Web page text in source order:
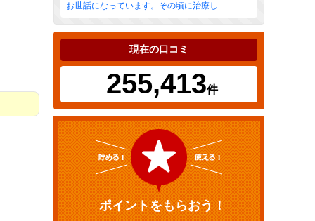
お世話になっています。その頃に治療し ...
現在の口コミ
255,413件
ポイントをもらおう！